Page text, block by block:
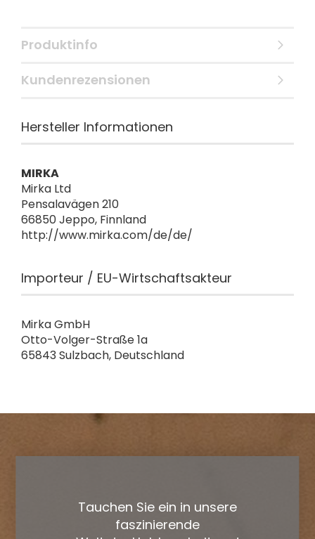
Produktinfo
Kundenrezensionen
Hersteller Informationen
MIRKA
Mirka Ltd
Pensalavägen 210
66850 Jeppo, Finnland
http://www.mirka.com/de/de/
Importeur / EU-Wirtschaftsakteur
Mirka GmbH
Otto-Volger-Straße 1a
65843 Sulzbach, Deutschland
Tauchen Sie ein in unsere
faszinierende